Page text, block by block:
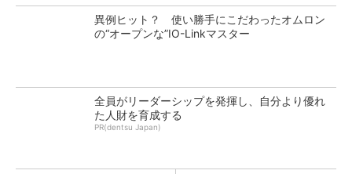
異例ヒット？ 使い勝手にこだわったオムロン
の“オープンな”IO-Linkマスター
全員がリーダーシップを発揮し、自分より優れ
た人財を育成する
PR(dentsu Japan)